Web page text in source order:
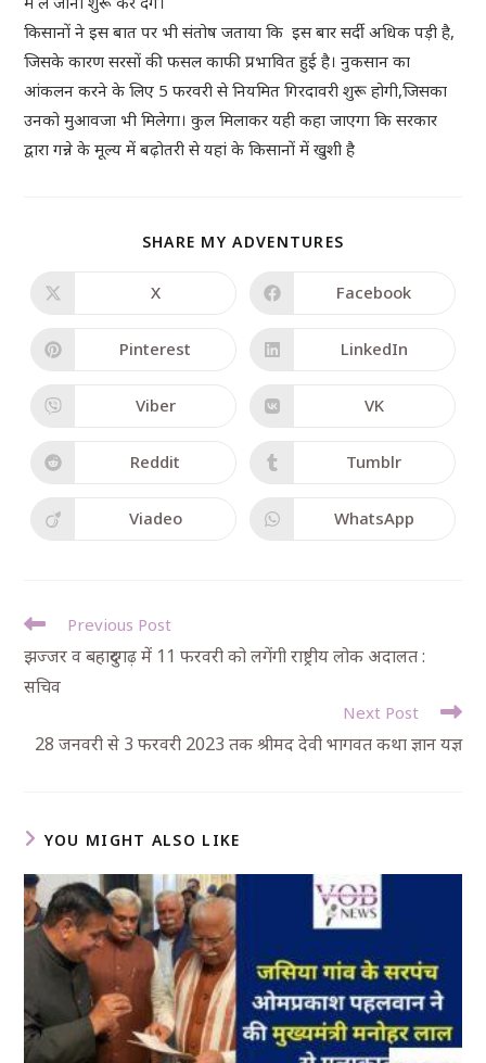
किसानों ने इस बात पर भी संतोष जताया कि इस बार सर्दी अधिक पड़ी है,
जिसके कारण सरसों की फसल काफी प्रभावित हुई है। नुकसान का
आंकलन करने के लिए 5 फरवरी से नियमित गिरदावरी शुरू होगी,जिसका
उनको मुआवजा भी मिलेगा। कुल मिलाकर यही कहा जाएगा कि सरकार
द्वारा गन्ने के मूल्य में बढ़ोतरी से यहां के किसानों में खुशी है
SHARE MY ADVENTURES
X Facebook
Pinterest LinkedIn
Viber VK
Reddit Tumblr
Viadeo WhatsApp
Previous Post
झज्जर व बहादुरगढ़ में 11 फरवरी को लगेंगी राष्ट्रीय लोक अदालत :
सचिव
Next Post
28 जनवरी से 3 फरवरी 2023 तक श्रीमद देवी भागवत कथा ज्ञान यज्ञ
YOU MIGHT ALSO LIKE